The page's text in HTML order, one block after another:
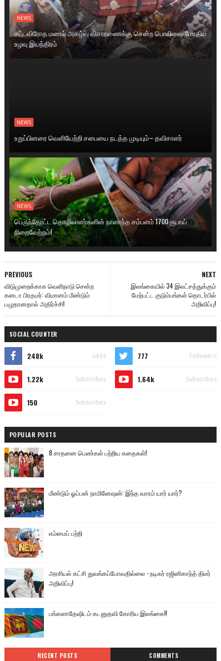
NEWS
சட்டவிரோத மணல் அகழ்வு விசாரணைக்கு சென்ற பொலிஸை மோதிய
உழவு இயந்திரம்
NEWS
உறுப்பினரை வெளியேற்றி சபையை நடத்த முடியும்– தவிசாளர்
NEWS
பெருந்தோட்ட தொழிலாளர்களின் நாளாந்த சம்பளம் 1700 ரூபாய்
நிறைவேற்றம்!
NEXT
இலங்கையில் 34 இலட்சத்துக்கும்
மேற்பட்ட குடும்பங்கள் தொடர்பில்
அறிவிப்பு!
PREVIOUS
விடுமுறைக்காக வெளிநாடு சென்ற
கனடா பிரதமர்: விமானம் மீண்டும்
பழுதானதால் அதிர்ச்சி!
SOCIAL COUNTER
248k Likes 777 Followers
1.22k Subscribes 1.64k Subscribes
150 Subscribes
POPULAR POSTS
8 சாதனை பெண்கள் பற்றிய கதைகள்!
மீண்டும் ஓப்பன் நாமினேஷன்: இந்த வாரம் யார் யார்?
எம்மைப் பற்றி
அரசியல் கட்சி துவங்கப்போவதில்லை - நடிகர் ரஜினிகாந்த் திடீர்
அறிவிப்பு!
பங்களாதேஷிடம் கடனுதவி கோரிய இலங்கை!!
RECENT POSTS COMMENTS